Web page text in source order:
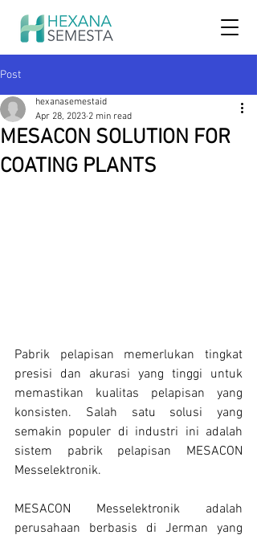
Post
MESACON SOLUTION FOR
COATING PLANTS
hexanasemestaid
Apr 28, 2023 2 min read
Pabrik pelapisan memerlukan tingkat
presisi dan akurasi yang tinggi untuk
memastikan kualitas pelapisan yang
konsisten. Salah satu solusi yang
semakin populer di industri ini adalah
sistem pabrik pelapisan MESACON
Messelektronik.
MESACON Messelektronik adalah
perusahaan berbasis di Jerman yang